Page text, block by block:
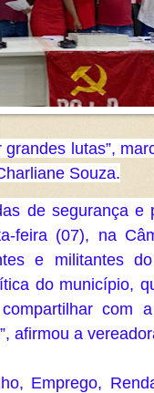
lutas”,
Souza.
de segurança
feira (07), na
e militantes
do município,
com
afirmou a
Emprego,